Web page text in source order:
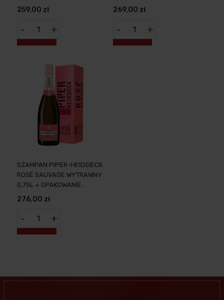
KAŻDYM KIELISZKU
259,00 zł
- +
269,00 zł
- +
SZAMPAN PIPER-HEIDSIECK
ROSÉ SAUVAGE WYTRAWNY
0,75L + OPAKOWANIE
DZIKOŚĆ SMAKU W
ELEGANCKIM WYDANIU
276,00 zł
- +